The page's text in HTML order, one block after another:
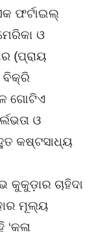
ଫର୍ଟାଇଲ୍
ଓ
(ପ୍ରାୟ
ବିକ୍ରି
ଗୋଟିଏ
ଓ
କଷ୍ଟସାଧ୍ୟ
କୁକୁଡ଼ାର ଚାହିଦା
ମୂଲ୍ୟ